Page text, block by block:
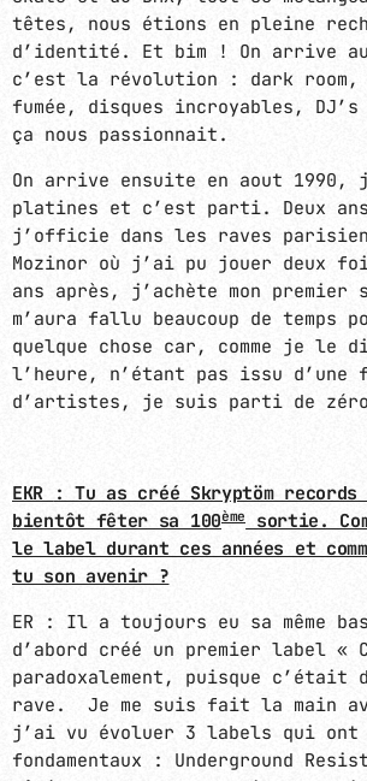
têtes, nous étions en pleine
d’identité. Et bim ! On arrive
c’est la révolution : dark room,
fumée, disques incroyables,
ça nous passionnait.
On arrive ensuite en aout 1990,
platines et c’est parti. Deux
j’officie dans les raves
Mozinor où j’ai pu jouer deux
ans après, j’achète mon
m’aura fallu beaucoup de temps
quelque chose car, comme je le
l’heure, n’étant pas issu d’une
d’artistes, je suis parti de
EKR : Tu as créé Skryptöm
bientôt fêter sa 100ème
sortie.
le label durant ces années et
tu son avenir ?
ER : Il a toujours eu sa même
d’abord créé un premier label «
paradoxalement, puisque c’était
rave. Je me suis fait la main
j’ai vu évoluer 3 labels qui ont
fondamentaux : Underground